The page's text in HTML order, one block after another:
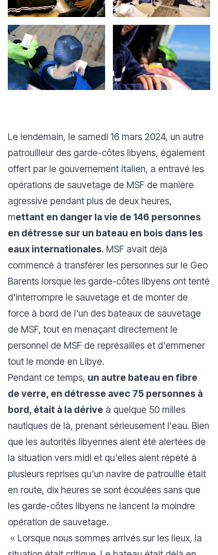
Le lendemain, le samedi 16 mars 2024, un autre
patrouilleur des garde-côtes libyens, également
offert par le gouvernement italien, a entravé les
opérations de sauvetage de MSF de manière
agressive pendant plus de deux heures,
mettant en danger la vie de 146 personnes
en détresse sur un bateau en bois dans les
eaux internationales. MSF avait déjà
commencé à transférer les personnes sur le Geo
Barents lorsque les garde-côtes libyens ont tenté
d'interrompre le sauvetage et de monter de
force à bord de l'un des bateaux de sauvetage
de MSF, tout en menaçant directement le
personnel de MSF de représailles et d'emmener
tout le monde en Libye.
Pendant ce temps, un autre bateau en fibre
de verre, en détresse avec 75 personnes à
bord, était à la dérive à quelque 50 milles
nautiques de là, prenant sérieusement l'eau. Bien
que les autorités libyennes aient été alertées de
la situation vers midi et qu'elles aient répété à
plusieurs reprises qu'un navire de patrouille était
en route, dix heures se sont écoulées sans que
les garde-côtes libyens ne lancent la moindre
opération de sauvetage.
« Lorsque nous sommes arrivés sur les lieux, la